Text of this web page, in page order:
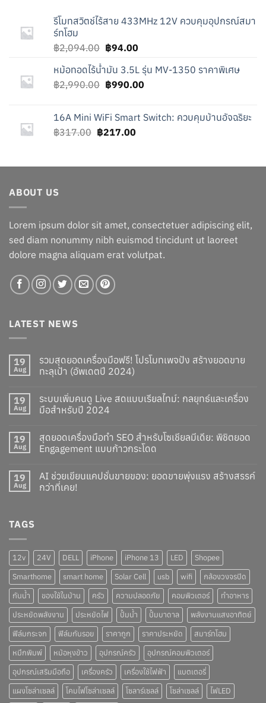
รีโมทสวิตช์ไร้สาย 433MHz 12V ควบคุมอุปกรณ์สมา
ร์ทโฮม
฿2,094.00 Original
was:
฿2,094.00.
฿94.00Current
is:
฿94.00.
หม้อทอดไร้น้ำมัน 3.5L รุ่น MV-1350 ราคาพิเศษ
฿2,990.00 Original
฿2,990.00.
฿990.00Current
฿990.00.
16A Mini WiFi Smart Switch: ควบคุมบ้านอัจฉริยะ
฿317.00 Original
฿317.00.
฿217.00Current
฿217.00.
ABOUT US
Lorem ipsum dolor sit amet, consectetuer adipiscing elit,
sed diam nonummy nibh euismod tincidunt ut laoreet
dolore magna aliquam erat volutpat.
LATEST NEWS
19
Aug
รวมสุดยอดเครื่องมือฟรี! โปรโมทเพจปัง สร้างยอดขาย
ทะลุเป้า (อัพเดตปี 2024)
19
Aug
ระบบเพิ่มคนดู Live สดแบบเรียลไทม์: กลยุทธ์และเครื่อง
มือสำหรับปี 2024
19
Aug
สุดยอดเครื่องมือทำ SEO สำหรับโซเชียลมีเดีย: พิชิตยอด
Engagement แบบก้าวกระโดด
19
Aug
AI ช่วยเขียนแคปชั่นขายของ: ยอดขายพุ่งแรง สร้างสรรค์
กว่าที่เคย!
TAGS
12v 24V DELL iPhone iPhone 13 LED
Shopee
Smarthome
smart home Solar Cell usb wifi
กล้องวงจรปิด
กันน้ำ
ของใช้ในบ้าน ครัว ความปลอดภัย คอมพิวเตอร์
ทำอาหาร
ประหยัดพลังงาน
ประหยัดไฟ ปั๊มน้ำ ปั๊มบาดาล
พลังงานแสงอาทิตย์
ฟิล์มกระจก
ฟิล์มกันรอย ราคาถูก ราคาประหยัด
สมาร์ทโฮม
หมึกพิมพ์
หม้อหุงข้าว อุปกรณ์ครัว
อุปกรณ์คอมพิวเตอร์
อุปกรณ์เสริมมือถือ
เครื่องครัว เครื่องใช้ไฟฟ้า
แบตเตอรี่
แผงโซล่าเซลล์
โคมไฟโซล่าเซลล์ โซลาร์เซลล์ โซล่าเซลล์ ไฟLED